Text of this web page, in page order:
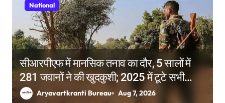
National
सीआरपीएफ में मानसिक तनाव का दौर, 5 सालों में
281 जवानों ने की खुदकुशी; 2025 में टूटे सभी
रिकॉर्डAryavartkranti Bureau Aug 7, 2026